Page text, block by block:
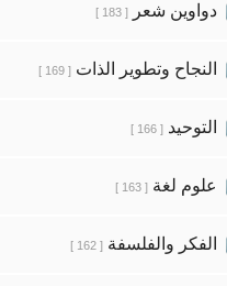
دواوين شعر [ 183 ]
النجاح وتطوير الذات [ 169 ]
التوحيد [ 166 ]
علوم لغة [ 163 ]
الفكر والفلسفة [ 162 ]